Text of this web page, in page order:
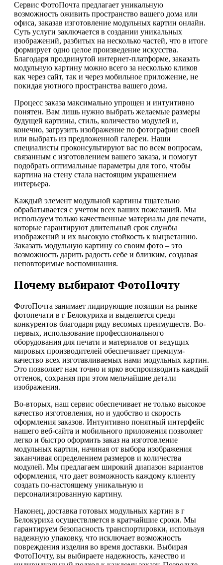
Сервис ФотоПочта предлагает уникальную
возможность оживить пространство вашего дома или
офиса, заказав изготовление модульных картин онлайн.
Суть услуги заключается в создании уникальных
изображений, разбитых на несколько частей, что в итоге
формирует одно целое произведение искусства.
Благодаря продвинутой интернет-платформе, заказать
модульную картину можно всего за несколько кликов
как через сайт, так и через мобильное приложение, не
покидая уютного пространства вашего дома.
Процесс заказа максимально упрощен и интуитивно
понятен. Вам лишь нужно выбрать желаемые размеры
будущей картины, стиль, количество модулей и,
конечно, загрузить изображение по фотографии своей
или выбрать из предложенной галереи. Наши
специалисты проконсультируют вас по всем вопросам,
связанным с изготовлением вашего заказа, и помогут
подобрать оптимальные параметры для того, чтобы
картина на стену стала настоящим украшением
интерьера.
Каждый элемент модульной картины тщательно
обрабатывается с учетом всех ваших пожеланий. Мы
используем только качественные материалы для печати,
которые гарантируют длительный срок службы
изображений и их высокую стойкость к выцветанию.
Заказать модульную картину со своим фото – это
возможность дарить радость себе и близким, создавая
неповторимые воспоминания.
Почему выбирают ФотоПочту
ФотоПочта занимает лидирующие позиции на рынке
фотопечати в г Белокуриха и выделяется среди
конкурентов благодаря ряду весомых преимуществ. Во-
первых, использование профессионального
оборудования для печати и материалов от ведущих
мировых производителей обеспечивает премиум-
качество всех изготавливаемых нами модульных картин.
Это позволяет нам точно и ярко воспроизводить каждый
оттенок, сохраняя при этом мельчайшие детали
изображения.
Во-вторых, наш сервис обеспечивает не только высокое
качество изготовления, но и удобство и скорость
оформления заказов. Интуитивно понятный интерфейс
нашего веб-сайта и мобильного приложения позволяет
легко и быстро оформить заказ на изготовление
модульных картин, начиная от выбора изображения
заканчивая определением размеров и количества
модулей. Мы предлагаем широкий диапазон вариантов
оформления, что дает возможность каждому клиенту
создать по-настоящему уникальную и
персонализированную картину.
Наконец, доставка готовых модульных картин в г
Белокуриха осуществляется в кратчайшие сроки. Мы
гарантируем безопасность транспортировки, используя
надежную упаковку, что исключает возможность
повреждения изделия во время доставки. Выбирая
ФотоПочту, вы выбираете надежность, качество и